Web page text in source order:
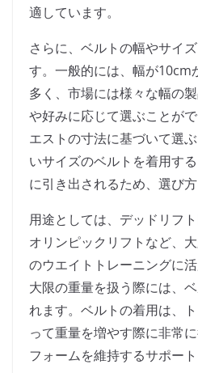
適しています。
さらに、ベルトの幅やサイ
す。一般的には、幅が10cm
多く、市場には様々な幅の
や好みに応じて選ぶことが
エストの寸法に基づいて選
いサイズのベルトを着用す
に引き出されるため、選び
用途としては、デッドリフ
オリンピックリフトなど、
のウエイトトレーニングに
大限の重量を扱う際には、
れます。ベルトの着用は、
って重量を増やす際に非常
フォームを維持するサポート